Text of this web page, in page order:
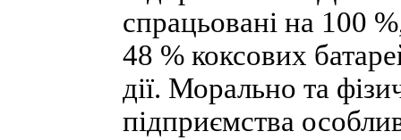
спрацьовані на 100
48 % коксових
дії. Морально та
підприємства